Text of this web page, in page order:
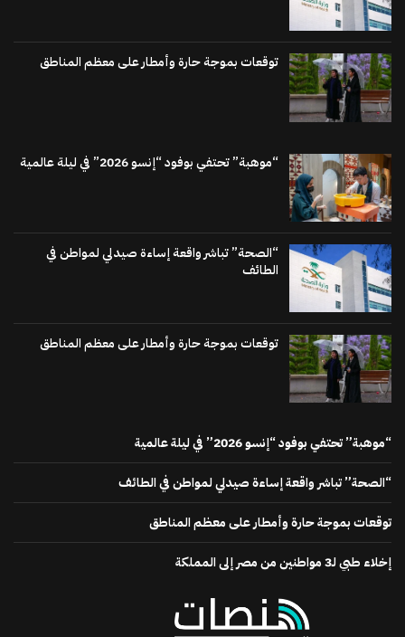
توقعات بموجة حارة وأمطار على معظم المناطق
“موهبة” تحتفي بوفود “إنسو 2026” في ليلة عالمية
“الصحة” تباشر واقعة إساءة صيدلي لمواطن في
الطائف
توقعات بموجة حارة وأمطار على معظم المناطق
“موهبة” تحتفي بوفود “إنسو 2026” في ليلة عالمية
“الصحة” تباشر واقعة إساءة صيدلي لمواطن في الطائف
توقعات بموجة حارة وأمطار على معظم المناطق
إخلاء طبي لـ3 مواطنين من مصر إلى المملكة